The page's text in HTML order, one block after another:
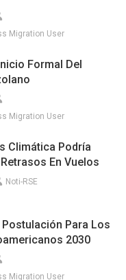
Migration User
Formal Del
Migration User
Climática Podría
En Vuelos
Noti-RSE
Para Los
2030
Migration User